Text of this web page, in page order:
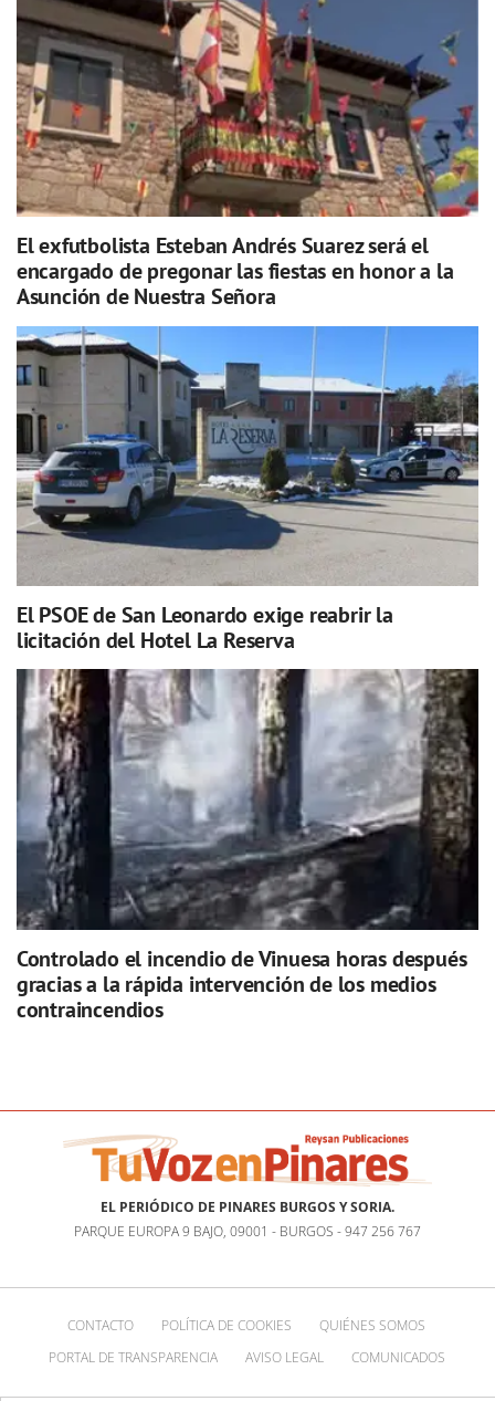
El exfutbolista Esteban Andrés Suarez será el
encargado de pregonar las fiestas en honor a la
Asunción de Nuestra Señora
El PSOE de San Leonardo exige reabrir la
licitación del Hotel La Reserva
Controlado el incendio de Vinuesa horas después
gracias a la rápida intervención de los medios
contraincendios
EL PERIÓDICO DE PINARES BURGOS Y SORIA.
PARQUE EUROPA 9 BAJO, 09001 - BURGOS - 947 256 767
CONTACTO POLÍTICA DE COOKIES
QUIÉNES SOMOS
PORTAL DE TRANSPARENCIA
AVISO LEGAL COMUNICADOS